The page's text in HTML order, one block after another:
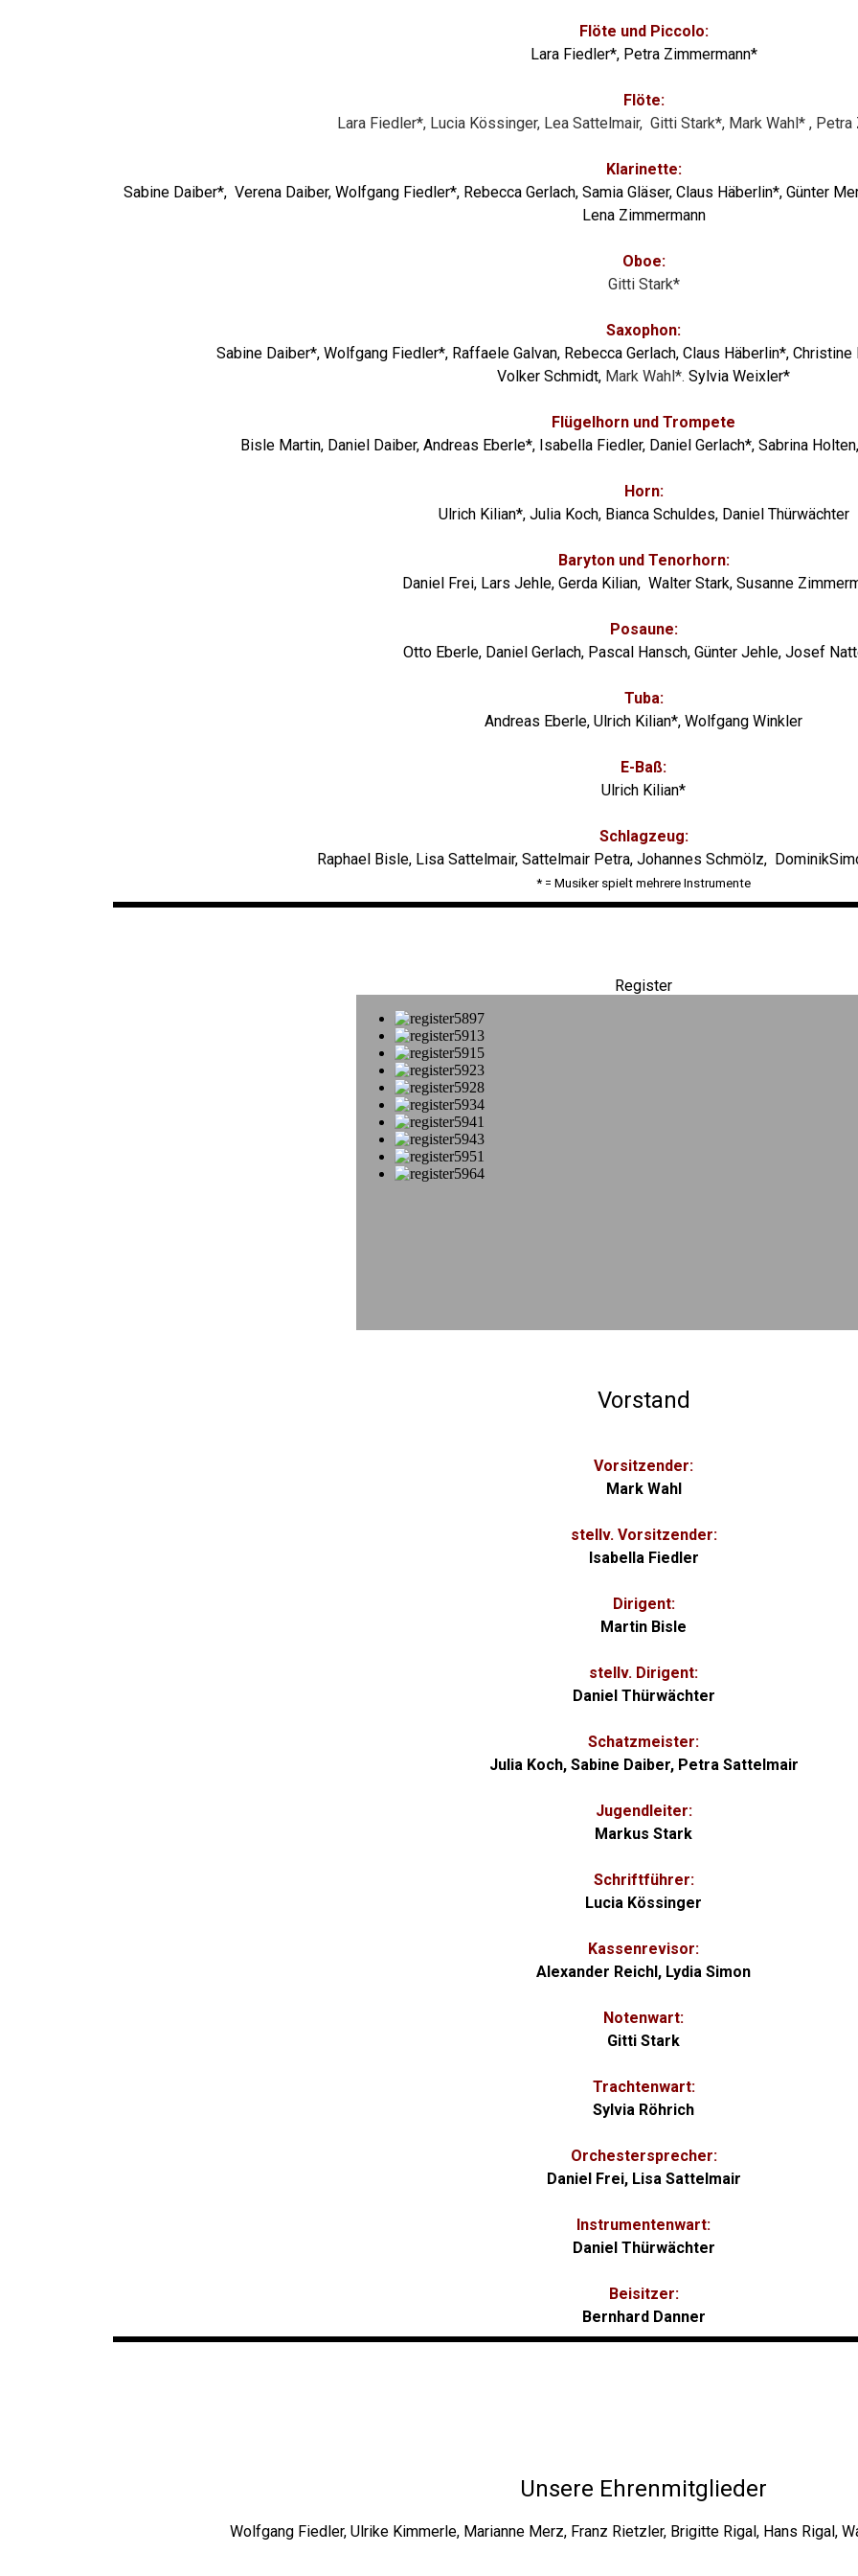
Flöte und Piccolo:
Lara Fiedler*, Petra Zimmermann*
Flöte:
Lara Fiedler*, Lucia Kössinger, Lea Sattelmair, Gitti Stark*, Mark Wahl* , Petra
Klarinette:
Sabine Daiber*, Verena Daiber, Wolfgang Fiedler*, Rebecca Gerlach, Samia Gläser, Claus Häberlin*, Günter
Lena Zimmermann
Oboe:
Gitti Stark*
Saxophon:
Sabine Daiber*, Wolfgang Fiedler*, Raffaele Galvan, Rebecca Gerlach, Claus Häberlin*,
Volker Schmidt, Mark Wahl*. Sylvia Weixler*
Flügelhorn und Trompete
Bisle Martin, Daniel Daiber, Andreas Eberle*, Isabella Fiedler, Daniel Gerlach*, Sabrina Holten,
Horn:
Ulrich Kilian*, Julia Koch, Bianca Schuldes, Daniel Thürwächter
Baryton und Tenorhorn:
Daniel Frei, Lars Jehle, Gerda Kilian, Walter Stark, Susanne
Posaune:
Otto Eberle, Daniel Gerlach, Pascal Hansch, Günter Jehle, Josef
Tuba:
Andreas Eberle, Ulrich Kilian*, Wolfgang Winkler
E-Baß:
Ulrich Kilian*
Schlagzeug:
Raphael Bisle, Lisa Sattelmair, Sattelmair Petra, Johannes Schmölz,
* = Musiker spielt mehrere Instrumente
Register
Vorstand
Vorsitzender:
Mark Wahl
stellv. Vorsitzender:
Isabella Fiedler
Dirigent:
Martin Bisle
stellv. Dirigent:
Daniel Thürwächter
Schatzmeister:
Julia Koch, Sabine Daiber, Petra Sattelmair
Jugendleiter:
Markus Stark
Schriftführer:
Lucia Kössinger
Kassenrevisor:
Alexander Reichl, Lydia Simon
Notenwart:
Gitti Stark
Trachtenwart:
Sylvia Röhrich
Orchestersprecher:
Daniel Frei, Lisa Sattelmair
Instrumentenwart:
Daniel Thürwächter
Beisitzer:
Bernhard Danner
Unsere Ehrenmitglieder
Wolfgang Fiedler, Ulrike Kimmerle, Marianne Merz, Franz Rietzler, Brigitte Rigal, Hans Rigal,